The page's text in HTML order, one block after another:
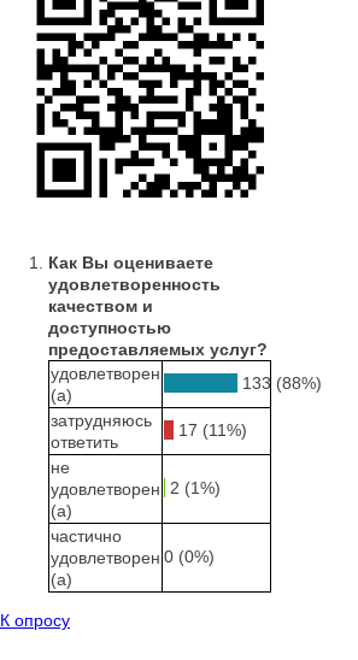
Как Вы оцениваете
удовлетворенность
качеством и
доступностью
предоставляемых услуг?
удовлетворен
(а)
133 (88%)
затрудняюсь
ответить
17 (11%)
не
удовлетворен
(а)
2 (1%)
частично
удовлетворен
(а)
0 (0%)
К опросу